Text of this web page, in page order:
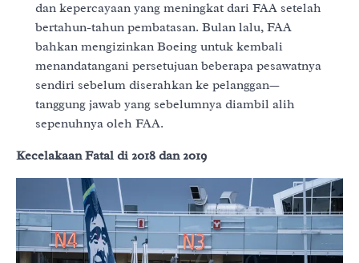
dan kepercayaan yang meningkat dari FAA setelah
bertahun-tahun pembatasan. Bulan lalu, FAA
bahkan mengizinkan Boeing untuk kembali
menandatangani persetujuan beberapa pesawatnya
sendiri sebelum diserahkan ke pelanggan—
tanggung jawab yang sebelumnya diambil alih
sepenuhnya oleh FAA.
Kecelakaan Fatal di 2018 dan 2019